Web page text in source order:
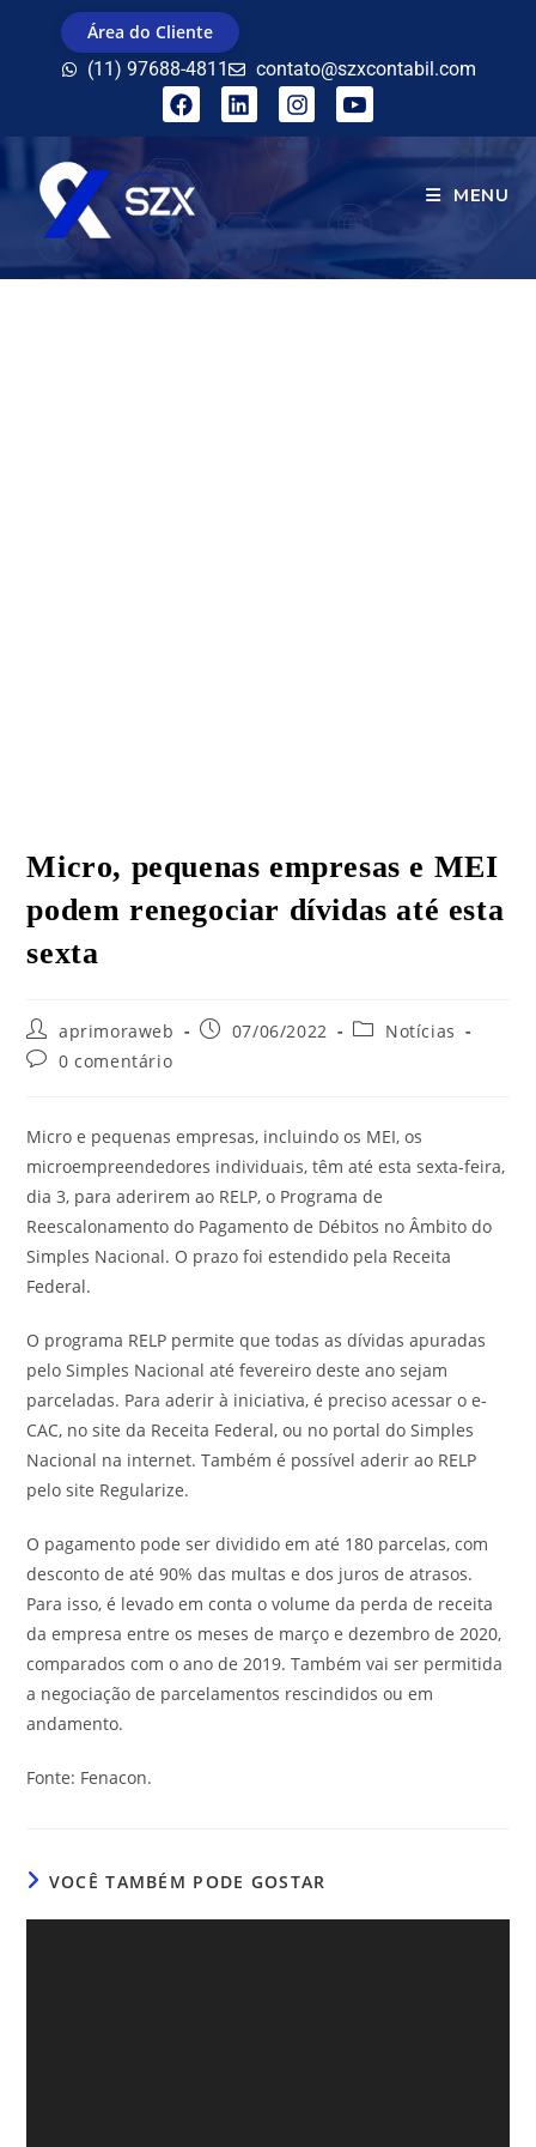
Área do Cliente
(11) 97688-4811
contato@szxcontabil.com
MENU
BLOG
Micro, pequenas empresas e MEI
podem renegociar dívidas até esta
sexta
aprimoraweb 07/06/2022
Notícias
0 comentário
Micro e pequenas empresas, incluindo os MEI, os
microempreendedores individuais, têm até esta sexta-feira,
dia 3, para aderirem ao RELP, o Programa de
Reescalonamento do Pagamento de Débitos no Âmbito do
Simples Nacional. O prazo foi estendido pela Receita
Federal.
O programa RELP permite que todas as dívidas apuradas
pelo Simples Nacional até fevereiro deste ano sejam
parceladas. Para aderir à iniciativa, é preciso acessar o e-
CAC, no site da Receita Federal, ou no portal do Simples
Nacional na internet. Também é possível aderir ao RELP
pelo site Regularize.
O pagamento pode ser dividido em até 180 parcelas, com
desconto de até 90% das multas e dos juros de atrasos.
Para isso, é levado em conta o volume da perda de receita
da empresa entre os meses de março e dezembro de 2020,
comparados com o ano de 2019. Também vai ser permitida
a negociação de parcelamentos rescindidos ou em
andamento.
Fonte: Fenacon.
VOCÊ TAMBÉM PODE GOSTAR